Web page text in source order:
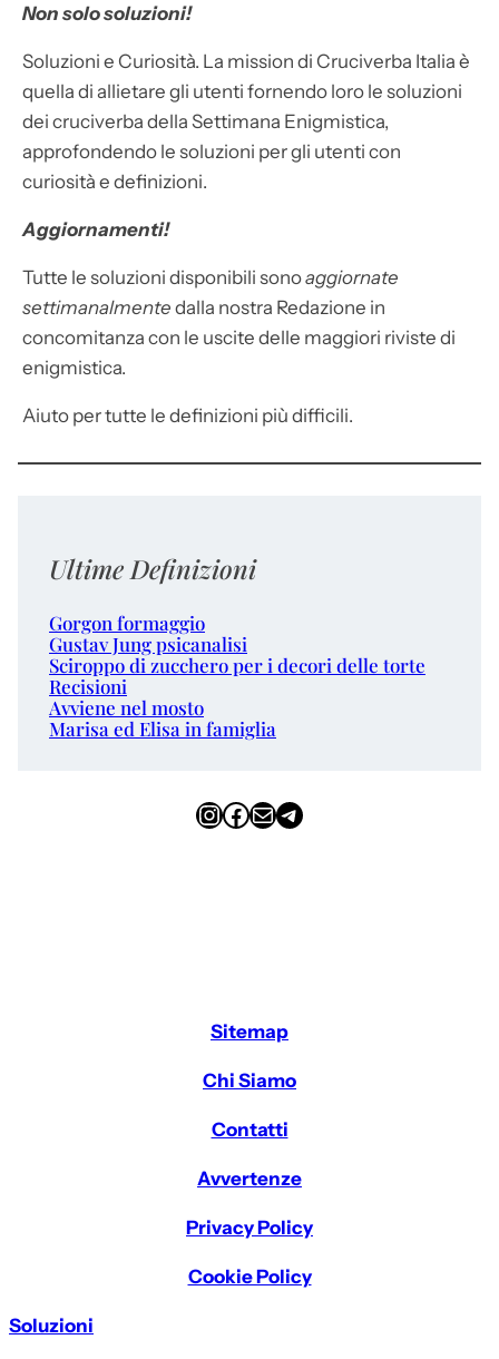
Non solo soluzioni!
Soluzioni e Curiosità. La mission di Cruciverba Italia è
quella di allietare gli utenti fornendo loro le soluzioni
dei cruciverba della Settimana Enigmistica,
approfondendo le soluzioni per gli utenti con
curiosità e definizioni.
Aggiornamenti!
Tutte le soluzioni disponibili sonoaggiornate
settimanalmente dalla nostra Redazione in
concomitanza con le uscite delle maggiori riviste di
enigmistica.
Aiuto per tutte le definizioni più difficili.
Ultime Definizioni
Gorgon formaggio
Gustav Jung psicanalisi
Sciroppo di zucchero per i decori delle torte
Recisioni
Avviene nel mosto
Marisa ed Elisa in famiglia
InstagramFacebook Email Telegram
Sitemap
Chi Siamo
Contatti
Avvertenze
Privacy Policy
Cookie Policy
Soluzioni